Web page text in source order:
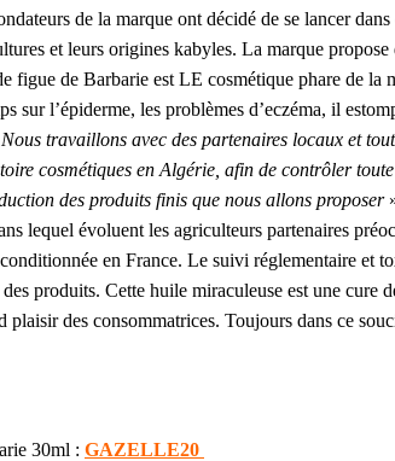
de la marque ont décidé de se lancer
et leurs origines kabyles. La marque
figue de Barbarie est LE cosmétique phare de la
sur l’épiderme, les problèmes d’eczéma, il
travaillons avec des partenaires locaux et
cosmétiques en Algérie, afin de contrôler
des produits finis que nous allons proposer
lequel évoluent les agriculteurs partenaires
en France. Le suivi réglementaire et
produits. Cette huile miraculeuse est une cure
des consommatrices. Toujours dans ce
30ml : GAZELLE20